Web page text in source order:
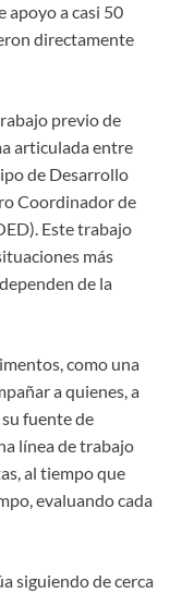
apoyo a casi 50
directamente
previo de
articulada entre
de Desarrollo
Coordinador de
Este trabajo
más
de la
como una
a quienes, a
fuente de
línea de trabajo
al tiempo que
evaluando cada
siguiendo de cerca